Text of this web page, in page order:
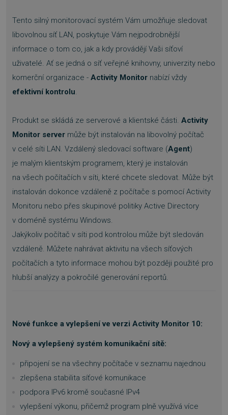
Tento silný monitorovací systém Vám umožňuje sledovat
libovolnou síť LAN, poskytuje Vám nejpodrobnější
informace o tom co, jak a kdy provádějí Vaši síťoví
uživatelé. Ať se jedná o síť veřejné knihovny, univerzity nebo
komerční organizace - Activity Monitor nabízí vždy
efektivní kontrolu.
Produkt se skládá ze serverové a klientské části. Activity
Monitor server může být instalován na libovolný počítač
v celé síti LAN. Vzdálený sledovací software (Agent)
je malým klientským programem, který je instalován
na všech počítačích v síti, které chcete sledovat. Může být
instalován dokonce vzdáleně z počítače s pomocí Activity
Monitoru nebo přes skupinové politiky Active Directory
v doméně systému Windows.
Jakýkoliv počítač v síti pod kontrolou může být sledován
vzdáleně. Můžete nahrávat aktivitu na všech síťových
počítačích a tyto informace mohou být později použité pro
hlubší analýzy a pokročilé generování reportů.
Nové funkce a vylepšení ve verzi Activity Monitor 10:
Nový a vylepšený systém komunikační sítě:
připojení se na všechny počítače v seznamu najednou
zlepšena stabilita síťové komunikace
podpora IPv6 kromě současné IPv4
vylepšení výkonu, přičemž program plně využívá více